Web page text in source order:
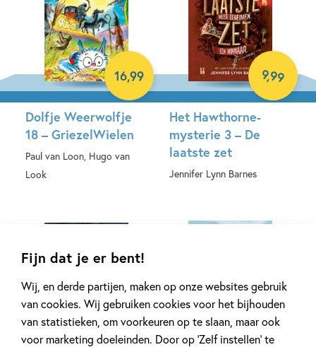
Fijn dat je er bent!
Wij, en derde partijen, maken op onze websites gebruik
van cookies. Wij gebruiken cookies voor het bijhouden
van statistieken, om voorkeuren op te slaan, maar ook
voor marketing doeleinden. Door op ‘Zelf instellen’ te
Dolfje Weerwolfje
18 – GriezelWielen
Paul van Loon, Hugo van
Look
16,99
Het Hawthorne-
mysterie 3 – De
laatste zet
Jennifer Lynn Barnes
9,99
17,99 13,99